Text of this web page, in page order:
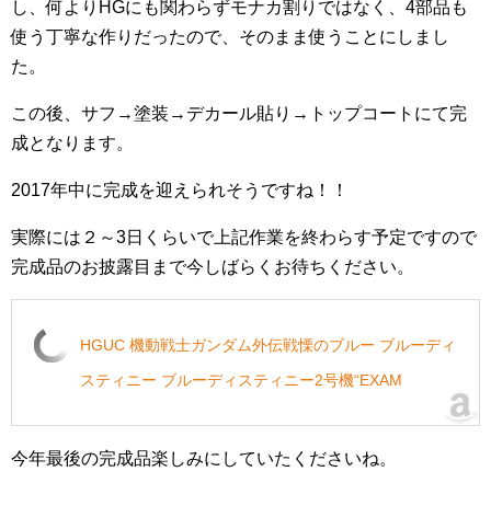
し、何よりHGにも関わらずモナカ割りではなく、4部品も
使う丁寧な作りだったので、そのまま使うことにしまし
た。
この後、サフ→塗装→デカール貼り→トップコートにて完
成となります。
2017年中に完成を迎えられそうですね！！
実際には２～3日くらいで上記作業を終わらす予定ですので
完成品のお披露目まで今しばらくお待ちください。
HGUC 機動戦士ガンダム外伝戦慄のブルー ブルーディ
スティニー ブルーディスティニー2号機“EXAM
今年最後の完成品楽しみにしていたくださいね。